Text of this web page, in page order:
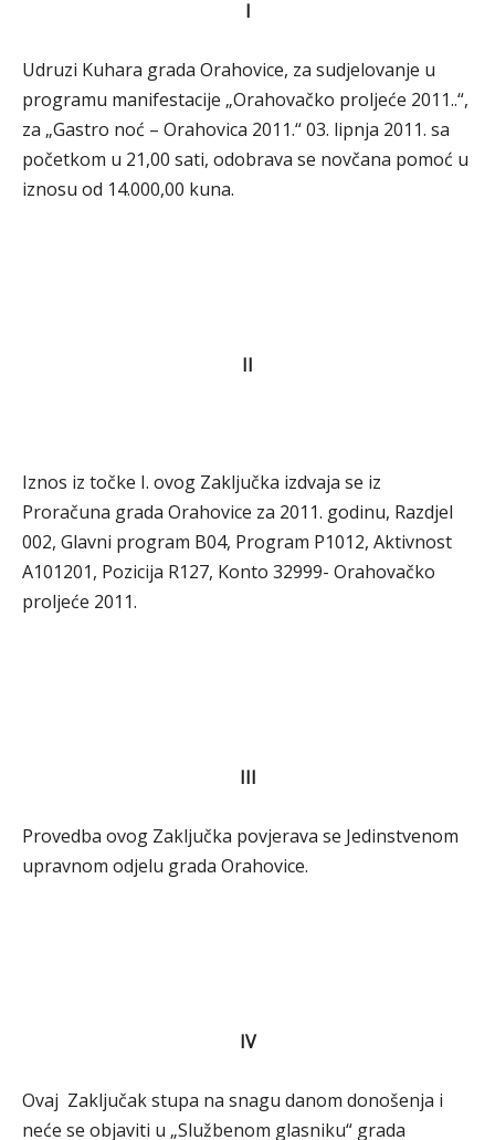
I
Udruzi Kuhara grada Orahovice, za sudjelovanje u
programu manifestacije „Orahovačko proljeće 2011..“,
za „Gastro noć – Orahovica 2011.“ 03. lipnja 2011. sa
početkom u 21,00 sati, odobrava se novčana pomoć u
iznosu od 14.000,00 kuna.
II
Iznos iz točke I. ovog Zaključka izdvaja se iz
Proračuna grada Orahovice za 2011. godinu, Razdjel
002, Glavni program B04, Program P1012, Aktivnost
A101201, Pozicija R127, Konto 32999- Orahovačko
proljeće 2011.
III
Provedba ovog Zaključka povjerava se Jedinstvenom
upravnom odjelu grada Orahovice.
IV
Ovaj Zaključak stupa na snagu danom donošenja i
neće se objaviti u „Službenom glasniku“ grada